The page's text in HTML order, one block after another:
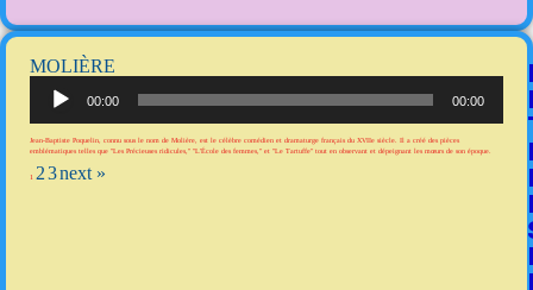
MOLIÈRE
00:00 00:00
Jean-Baptiste Poquelin, connu sous le nom de Molière, est le célèbre comédien et dramaturge français du XVIIe siècle. Il a créé des pièces
emblématiques telles que "Les Précieuses ridicules," "L'École des femmes," et "Le Tartuffe" tout en observant et dépeignant les mœurs de son époque.
1 23next »